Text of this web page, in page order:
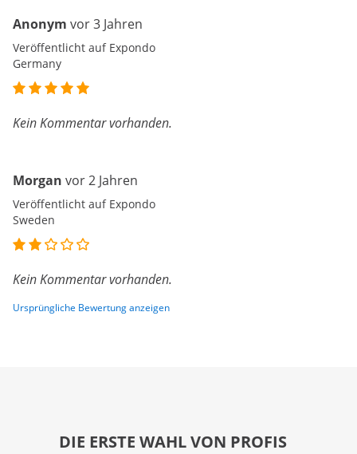
Anonym vor 3 Jahren
Veröffentlicht auf Expondo
Germany
Kein Kommentar vorhanden.
Morgan vor 2 Jahren
Veröffentlicht auf Expondo
Sweden
Kein Kommentar vorhanden.
Ursprüngliche Bewertung anzeigen
DIE ERSTE WAHL VON PROFIS